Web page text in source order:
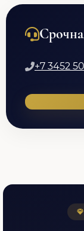
+7 3452